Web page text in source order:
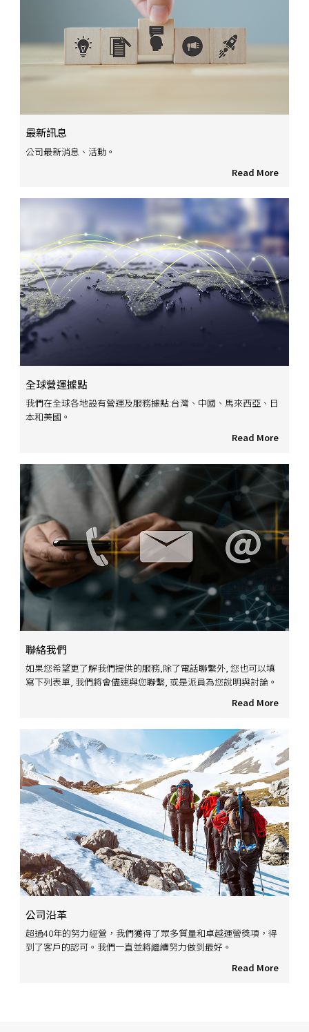
最新訊息
公司最新消息、活動。
Read More
全球營運據點
我們在全球各地設有營運及服務據點:台灣、中國、馬來西亞、日
本和美國。
Read More
聯絡我們
如果您希望更了解我們提供的服務,除了電話聯繫外, 您也可以填
寫下列表單, 我們將會儘速與您聯繫, 或是派員為您說明與討論。
Read More
公司沿革
超過40年的努力經營，我們獲得了眾多質量和卓越運營獎項，得
到了客戶的認可。我們一直並將繼續努力做到最好。
Read More